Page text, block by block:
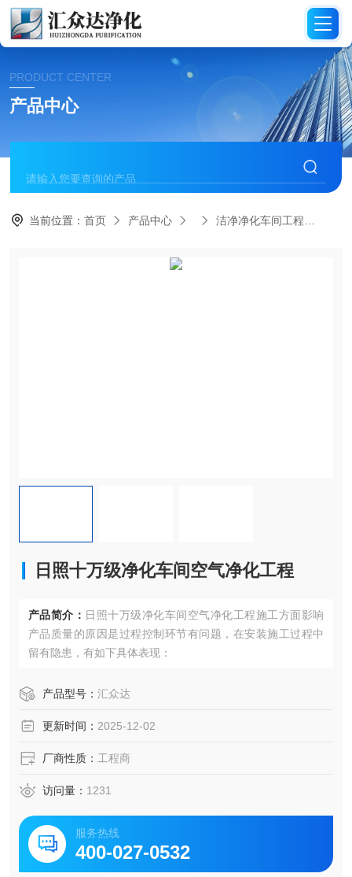
PRODUCT CENTER
产品中心
当前位置：首页 产品中心 洁净净化车间工程
日照十万级净化车间空气净化工程
产品简介： 日照十万级净化车间空气净化工程施工方面影响
产品质量的原因是过程控制环节有问题，在安装施工过程中
留有隐患，有如下具体表现：
产品型号： 汇众达
更新时间： 2025-12-02
厂商性质： 工程商
访问量： 1231
服务热线
400-027-0532